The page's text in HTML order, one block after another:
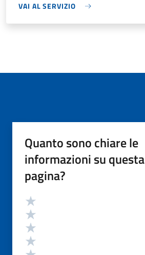
VAI AL SERVIZIO
Quanto sono chiare le
informazioni su questa
pagina?
Valutazione